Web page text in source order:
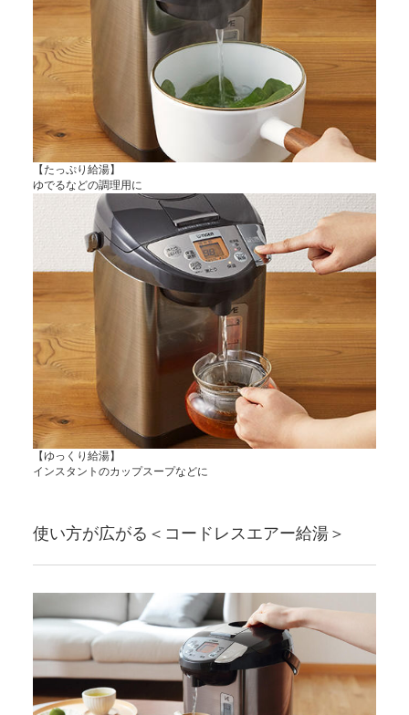
【たっぷり給湯】
ゆでるなどの調理用に
【ゆっくり給湯】
インスタントのカップスープなどに
使い方が広がる＜コードレスエアー給湯＞